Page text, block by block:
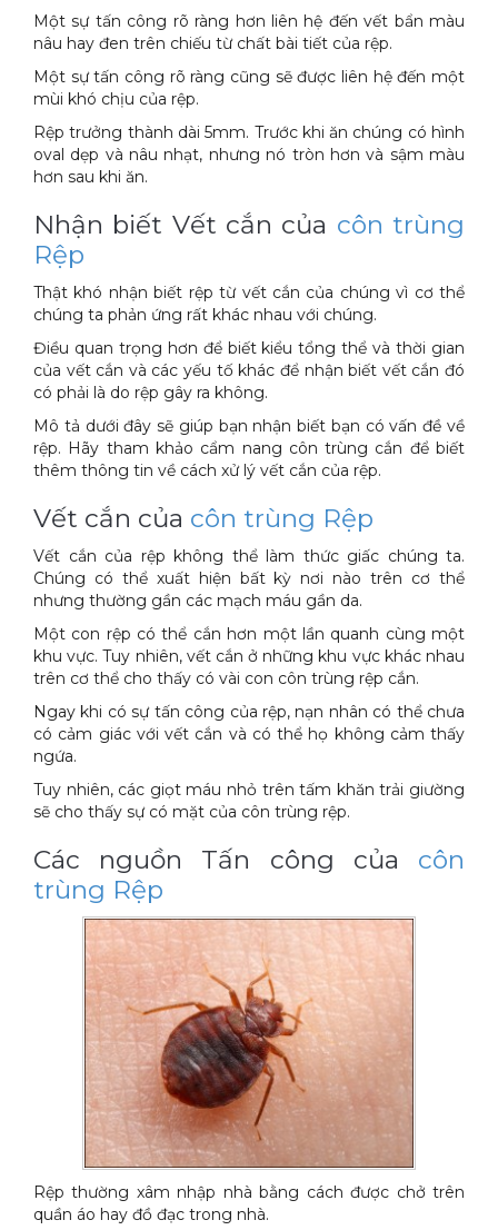
Một sự tấn công rõ ràng hơn liên hệ đến vết bẩn màu
nâu hay đen trên chiếu từ chất bài tiết của rệp.
Một sự tấn công rõ ràng cũng sẽ được liên hệ đến một
mùi khó chịu của rệp.
Rệp trưởng thành dài 5mm. Trước khi ăn chúng có hình
oval dẹp và nâu nhạt, nhưng nó tròn hơn và sậm màu
hơn sau khi ăn.
Nhận biết Vết cắn của côn trùng
Rệp
Thật khó nhận biết rệp từ vết cắn của chúng vì cơ thể
chúng ta phản ứng rất khác nhau với chúng.
Điều quan trọng hơn để biết kiểu tổng thể và thời gian
của vết cắn và các yếu tố khác để nhận biết vết cắn đó
có phải là do rệp gây ra không.
Mô tả dưới đây sẽ giúp bạn nhận biết bạn có vấn đề về
rệp. Hãy tham khảo cẩm nang côn trùng cắn để biết
thêm thông tin về cách xử lý vết cắn của rệp.
Vết cắn của côn trùng Rệp
Vết cắn của rệp không thể làm thức giấc chúng ta.
Chúng có thể xuất hiện bất kỳ nơi nào trên cơ thể
nhưng thường gần các mạch máu gần da.
Một con rệp có thể cắn hơn một lần quanh cùng một
khu vực. Tuy nhiên, vết cắn ở những khu vực khác nhau
trên cơ thể cho thấy có vài con côn trùng rệp cắn.
Ngay khi có sự tấn công của rệp, nạn nhân có thể chưa
có cảm giác với vết cắn và có thể họ không cảm thấy
ngứa.
Tuy nhiên, các giọt máu nhỏ trên tấm khăn trải giường
sẽ cho thấy sự có mặt của côn trùng rệp.
Các nguồn Tấn công của côn
trùng Rệp
Rệp thường xâm nhập nhà bằng cách được chở trên
quần áo hay đồ đạc trong nhà.